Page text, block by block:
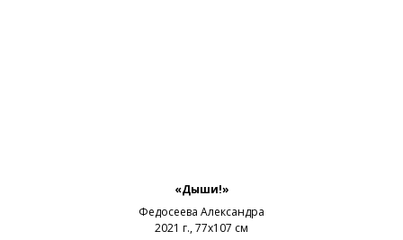
«Дыши!»
Федосеева Александра
2021 г., 77х107 см